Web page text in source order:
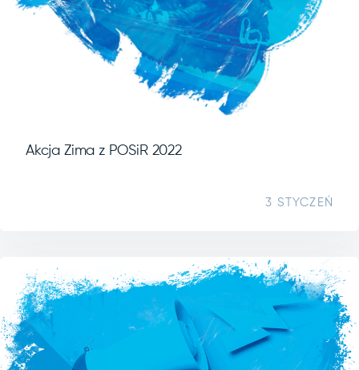
Akcja Zima z POSiR 2022
3 STYCZEŃ